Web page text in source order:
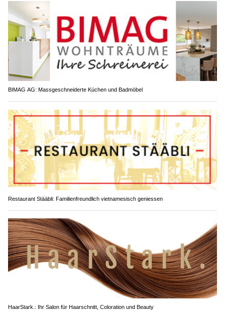
BIMAG AG: Massgeschneiderte Küchen und Badmöbel
Restaurant Stääbli: Familienfreundlich vietnamesisch geniessen
HaarStark.: Ihr Salon für Haarschnitt, Coloration und Beauty